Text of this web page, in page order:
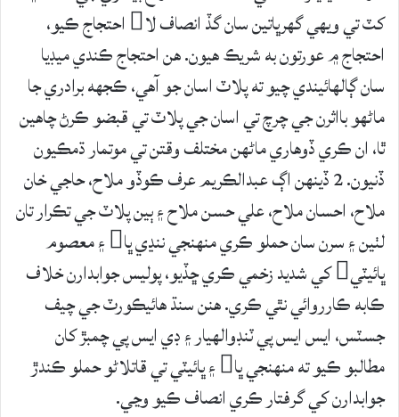
کٽ تي ويهي گهرڀاتين سان گڏ انصاف لا احتجاج ڪيو،
احتجاج ۾ عورتون به شريڪ هيون. هن احتجاج ڪندي ميڊيا
سان ڳالهائيندي چيو ته پلاٽ اسان جو آهي، ڪجھه برادري جا
ماڻهو بااثرن جي چرچ تي اسان جي پلاٽ تي قبضو ڪرڻ چاهين
ٿا، ان ڪري ڏوهاري ماڻهن مختلف وقتن تي موتمار ڌمڪيون
ڏنيون. 2 ڏينهن اڳ عبدالڪريم عرف ڪوڏو ملاح، حاجي خان
ملاح، احسان ملاح، علي حسن ملاح ۽ ٻين پلاٽ جي تڪرار تان
لٺين ۽ سرن سان حملو ڪري منهنجي ننڍي ڀا ۽ معصوم
ڀائيٽي کي شديد زخمي ڪري ڇڏيو، پوليس جوابدارن خلاف
ڪابه ڪارروائي نٿي ڪري. هنن سنڌ هائيڪورٽ جي چيف
جسٽس، ايس ايس پي ٽنڊوالهيار ۽ ڊي ايس پي چمبڙ کان
مطالبو ڪيو ته منھنجي ڀا ۽ ڀائيٽي تي قاتلاڻو حملو ڪندڙ
جوابدارن کي گرفتار ڪري انصاف ڪيو وڃي.